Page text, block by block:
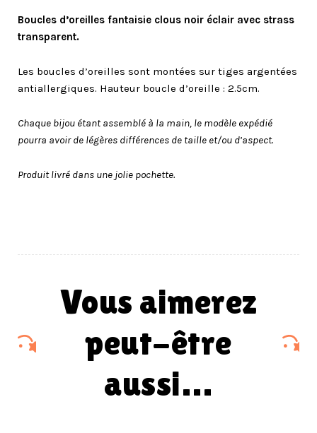
Boucles d’oreilles fantaisie clous noir éclair avec strass
transparent.
Les boucles d’oreilles sont montées sur tiges argentées
antiallergiques. Hauteur boucle d’oreille : 2.5cm.
Chaque bijou étant assemblé à la main, le modèle expédié
pourra avoir de légères différences de taille et/ou d’aspect.
Produit livré dans une jolie pochette.
vous aimerez
peut-être
aussi…